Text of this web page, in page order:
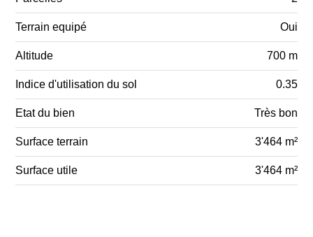
Terrain equipé Oui
Altitude 700 m
Indice d'utilisation du sol 0.35
Etat du bien Très bon
Surface terrain 3'464 m²
Surface utile 3'464 m²